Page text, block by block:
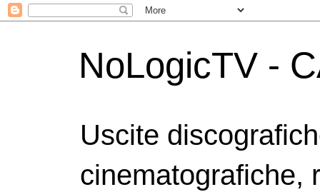
NoLogicTV -
Uscite
cinematografiche,